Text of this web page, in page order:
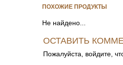
ПОХОЖИЕ ПРОДУКТЫ
Не найдено...
ОСТАВИТЬ
Пожалуйста, войдите,